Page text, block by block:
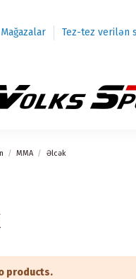
Mağazalar
Tez-tez verilən
MMA Əlcək
products.